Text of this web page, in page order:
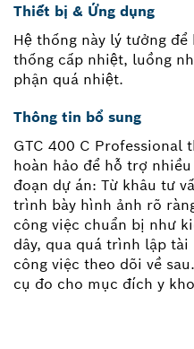
Thiết bị & Ứng dụng
Hệ thống này lý tưởng
thống cấp nhiệt, luồng
phận quá nhiệt.
Thông tin bổ sung
GTC 400 C Professional
hoàn hảo để hỗ trợ
đoạn dự án: Từ khâu tư
trình bày hình ảnh rõ
công việc chuẩn bị như
dây, qua quá trình lập
công việc theo dõi về
cụ đo cho mục đích y